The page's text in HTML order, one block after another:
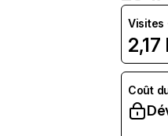
Visites
2,17
Coût